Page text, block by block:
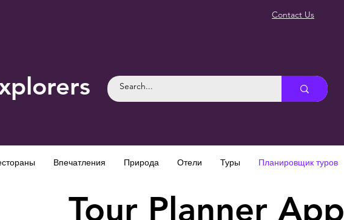
Contact Us
Впечатления Природа Отели Туры Планировщик туров
Tour Planner App